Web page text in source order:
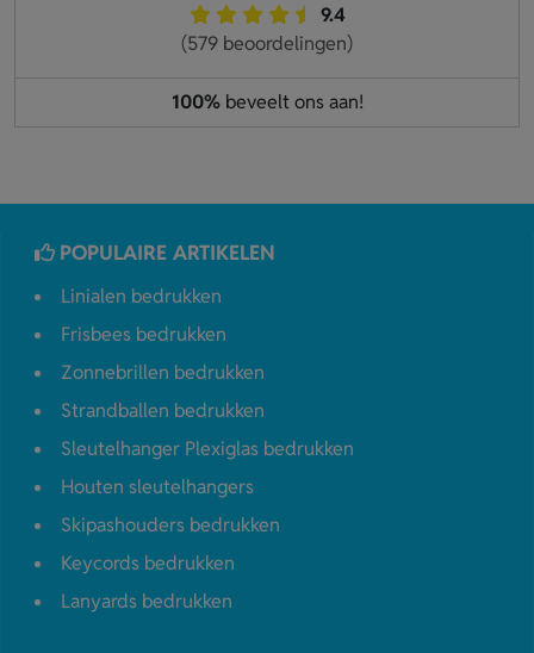
9.4
(579 beoordelingen)
100%beveelt ons aan!
POPULAIRE ARTIKELEN
Linialen bedrukken
Frisbees bedrukken
Zonnebrillen bedrukken
Strandballen bedrukken
Sleutelhanger Plexiglas bedrukken
Houten sleutelhangers
Skipashouders bedrukken
Keycords bedrukken
Lanyards bedrukken